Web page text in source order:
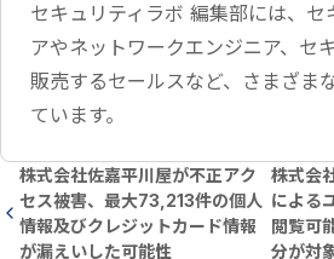
セキュリティラボ 編集部には、セ
アやネットワークエンジニア、セ
販売するセールスなど、さまざま
ています。
株式会社佐嘉平川屋が不正アク
セス被害、最大73,213件の個人
情報及びクレジットカード情報
が漏えいした可能性
株式会
による
閲覧可
分が対